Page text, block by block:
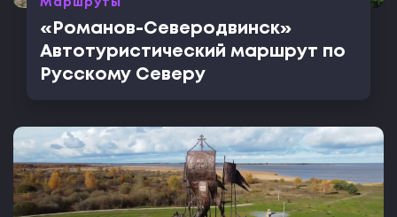
Маршруты
«Романов-Северодвинск»
Автотуристический маршрут по
Русскому Северу